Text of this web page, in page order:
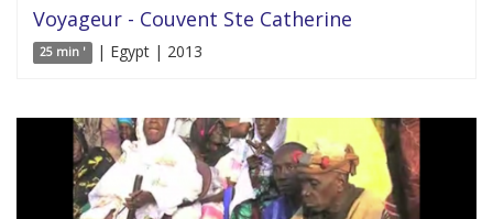
Voyageur - Couvent Ste Catherine
25 min ' | Egypt | 2013